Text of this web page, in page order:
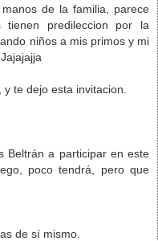
de la familia, parece
predileccion por la
niños a mis primos y mi
te dejo esta invitacion.
Beltrán a participar en este
poco tendrá, pero que
de sí mismo.